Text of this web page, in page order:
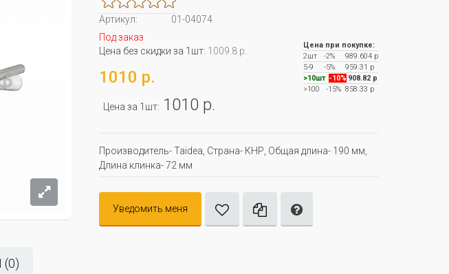
Артикул:
01-04074
Под заказ
Цена без скидки за 1шт: 1009.8 р.
1010 р.
Цена за 1шт: 1010 р.
Цена при покупке:
2шт
-2%
989.604 р
5-9
-5%
959.31 р
>10шт -10% 908.82 р
>100
-15%858.33 р
Производитель- Taidea, Страна- КНР, Oбщая длина- 190 мм,
Длина клинка- 72 мм
Уведомить меня